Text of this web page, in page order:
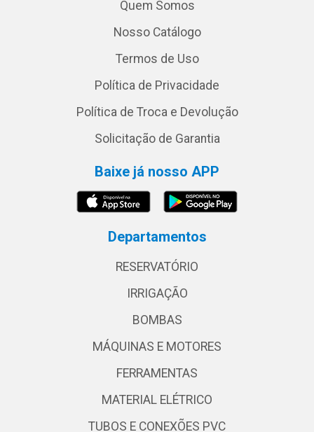
Quem Somos
Nosso Catálogo
Termos de Uso
Política de Privacidade
Política de Troca e Devolução
Solicitação de Garantia
Baixe já nosso APP
Departamentos
RESERVATÓRIO
IRRIGAÇÃO
BOMBAS
MÁQUINAS E MOTORES
FERRAMENTAS
MATERIAL ELÉTRICO
TUBOS E CONEXÕES PVC